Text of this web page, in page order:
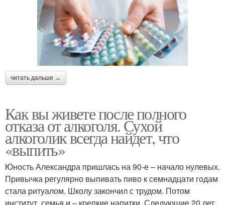
читать дальше →
Как вы живете после полного
отказа от алкоголя. Сухой
алкоголик всегда найдет, что
«выпить»
Юность Александра пришлась на 90-е – начало нулевых.
Привычка регулярно выпивать пиво к семнадцати годам
стала ритуалом. Школу закончил с трудом. Потом
институт, семья и – крепкие напитки. Следующие 20 лет